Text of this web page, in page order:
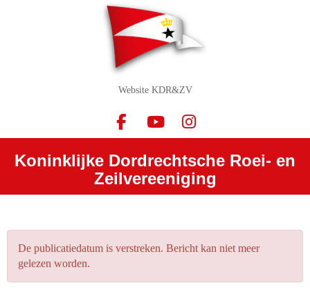
Website KDR&ZV
Koninklijke Dordrechtsche Roei- en
Zeilvereeniging
De publicatiedatum is verstreken. Bericht kan niet meer
gelezen worden.